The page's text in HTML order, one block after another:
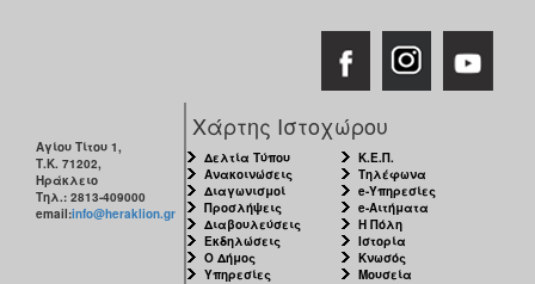
Αγίου Τίτου 1,
Τ.Κ. 71202,
Ηράκλειο
Τηλ.: 2813-409000
email:info@heraklion.gr
Χάρτης Ιστοχώρου
Δελτία Τύπου
Ανακοινώσεις
Διαγωνισμοί
Προσλήψεις
Διαβουλεύσεις
Εκδηλώσεις
Ο Δήμος
Υπηρεσίες
Κ.Ε.Π.
Τηλέφωνα
e-Υπηρεσίες
e-Αιτήματα
Η Πόλη
Ιστορία
Κνωσός
Μουσεία